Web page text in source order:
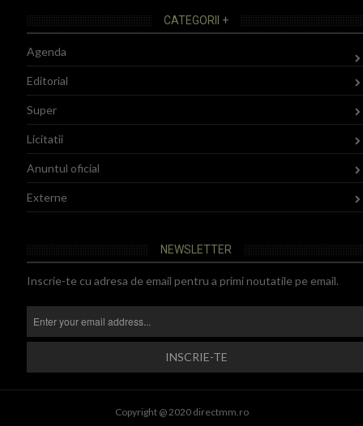
CATEGORII +
Agenda
Editorial
Super
Licitatii
Anuntul oficial
Externe
NEWSLETTER
Inscrie-te cu adresa de email pentru a primi noutatile pe email.
Copyright @ 2020 directmm.ro